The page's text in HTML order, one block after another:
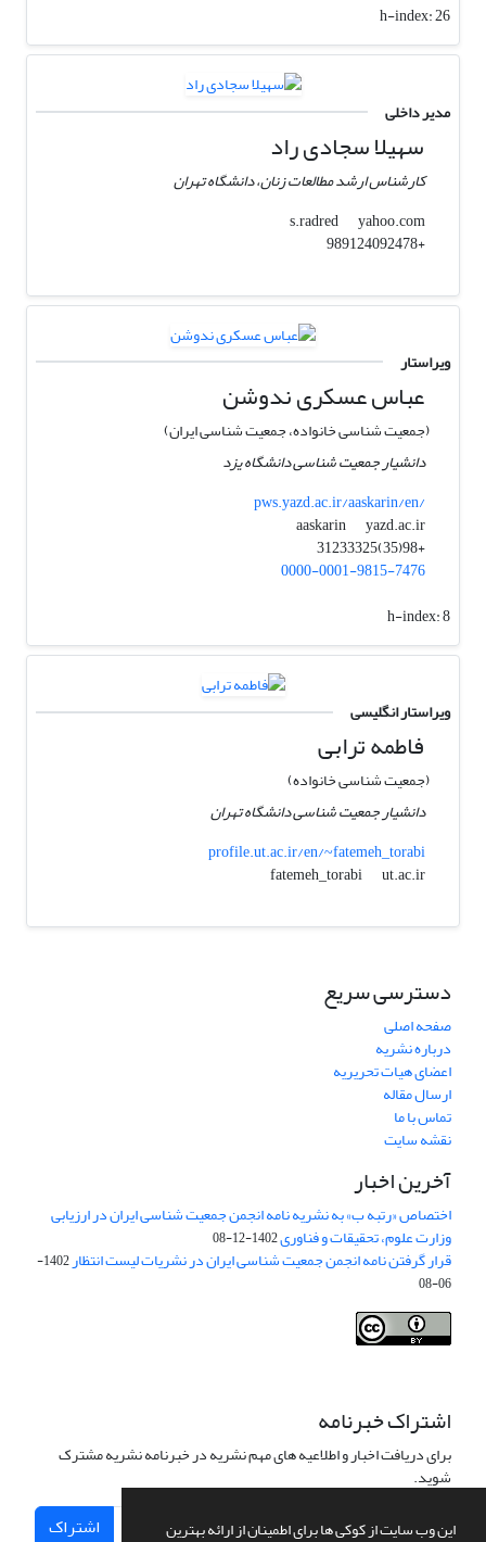
این وب سایت از کوکی ها برای اطمینان از ارائه بهترین
h-index:26
مدیر داخلی
سهیلا سجادی راد
کارشناس ارشد مطالعات زنان، دانشگاه تهران
s.radred
yahoo.com
+989124092478
ویراستار
عباس عسکری ندوشن
(جمعیت شناسی خانواده، جمعیت شناسی ایران)
دانشیار جمعیت شناسی دانشگاه یزد
pws.yazd.ac.ir/aaskarin/en/
aaskarin
yazd.ac.ir
+98(35)31233325
0000-0001-9815-7476
h-index:8
ویراستار انگلیسی
فاطمه ترابی
(جمعیت شناسی خانواده)
دانشیار جمعیت شناسی دانشگاه تهران
profile.ut.ac.ir/en/~fatemeh_torabi
fatemeh_torabi
ut.ac.ir
دسترسی سریع
صفحه اصلی
درباره نشریه
اعضای هیات تحریریه
ارسال مقاله
تماس با ما
نقشه سایت
آخرین اخبار
اختصاص «رتبه ب» به نشریه نامه انجمن جمعیت شناسی ایران در ارزیابی
وزارت علوم، تحقیقات و فناوری1402-12-08
قرار گرفتن نامه انجمن جمعیت شناسی ایران در نشریات لیست انتظار
1402-
06-08
اشتراک خبرنامه
برای دریافت اخبار و اطلاعیه های مهم نشریه در خبرنامه نشریه مشترک
شوید.
اشتراک